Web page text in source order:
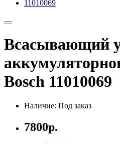
Всасывающий
Bosch 11010069
Наличие: Под заказ
7800р.